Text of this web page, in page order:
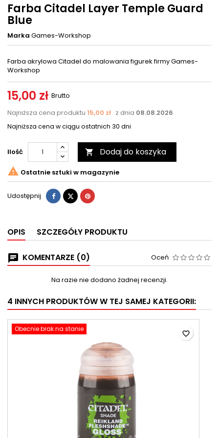
Farba Citadel Layer Temple Guard
Blue
Marka Games-Workshop
Farba akrylowa Citadel do malowania figurek firmy Games-
Workshop
15,00 zł Brutto
Najniższa cena produktu 15,00 zł z dnia 08.08.2026
Najniższa cena w ciągu ostatnich 30 dni
Ilość  Dodaj do koszyka
 Ostatnie sztuki w magazynie
Udostępnij Udostępnij
TweetujPinterest
OPIS SZCZEGÓŁY PRODUKTU
KOMENTARZE (0) Oceń
Na razie nie dodano żadnej recenzji.
4 INNYCH PRODUKTÓW W TEJ SAMEJ KATEGORII:
Obecnie brak na stanie
favorite_border